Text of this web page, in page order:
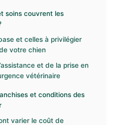
soins couvrent les
et celles à privilégier
votre chien
et de la prise en
vétérinaire
et conditions des
varier le coût de